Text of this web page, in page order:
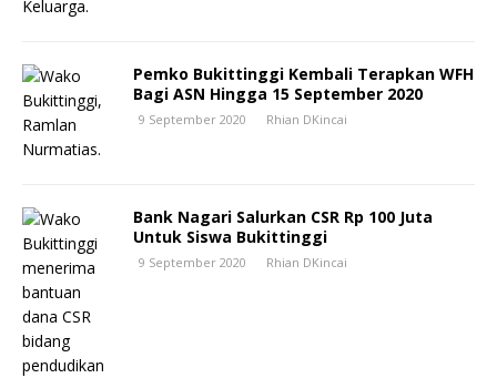
Pemko Bukittinggi Kembali Terapkan WFH
Bagi ASN Hingga 15 September 2020
9 September 2020 Rhian DKincai
Bank Nagari Salurkan CSR Rp 100 Juta
Untuk Siswa Bukittinggi
9 September 2020 Rhian DKincai